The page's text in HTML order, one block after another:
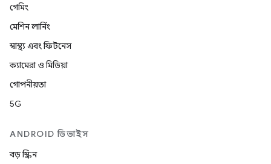
গেমিং
মেশিন লার্নিং
স্বাস্থ্য এবং ফিটনেস
ক্যামেরা ও মিডিয়া
গোপনীয়তা
5G
ANDROID ডিভাইস
বড় স্ক্রিন